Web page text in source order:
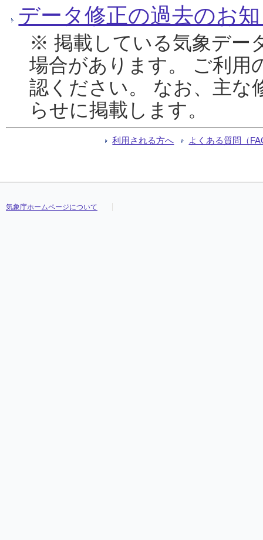
データ修正の過去のお
※ 掲載している気象デー
場合があります。 ご利用
認ください。 なお、主な
らせに掲載します。
利用される方へ よくある質問（
気象庁ホームページについて